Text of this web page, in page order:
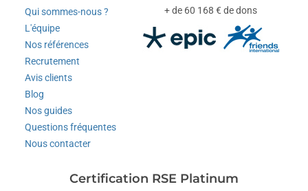
Qui sommes-nous ?
L'équipe
Nos références
Recrutement
Avis clients
Blog
Nos guides
Questions fréquentes
Nous contacter
+ de 60 168 € de dons
Certification RSE Platinum